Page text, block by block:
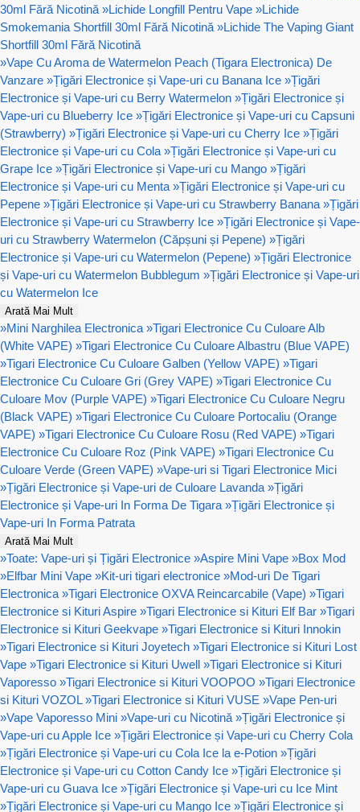
30ml Fără Nicotină »Lichide Longfill Pentru Vape »Lichide
Smokemania Shortfill 30ml Fără Nicotină »Lichide The Vaping Giant
Shortfill 30ml Fără Nicotină
»Vape Cu Aroma de Watermelon Peach (Tigara Electronica) De
Vanzare »Țigări Electronice și Vape-uri cu Banana Ice »Țigări
Electronice și Vape-uri cu Berry Watermelon »Țigări Electronice și
Vape-uri cu Blueberry Ice »Țigări Electronice și Vape-uri cu Capsuni
(Strawberry) »Țigări Electronice și Vape-uri cu Cherry Ice »Țigări
Electronice și Vape-uri cu Cola »Țigări Electronice și Vape-uri cu
Grape Ice »Țigări Electronice și Vape-uri cu Mango »Țigări
Electronice și Vape-uri cu Menta »Țigări Electronice și Vape-uri cu
Pepene »Țigări Electronice și Vape-uri cu Strawberry Banana »Țigări
Electronice și Vape-uri cu Strawberry Ice »Țigări Electronice și Vape-
uri cu Strawberry Watermelon (Căpșuni și Pepene) »Țigări
Electronice și Vape-uri cu Watermelon (Pepene) »Țigări Electronice
și Vape-uri cu Watermelon Bubblegum »Țigări Electronice și Vape-uri
cu Watermelon Ice
Arată Mai Mult
»Mini Narghilea Electronica »Tigari Electronice Cu Culoare Alb
(White VAPE) »Tigari Electronice Cu Culoare Albastru (Blue VAPE)
»Tigari Electronice Cu Culoare Galben (Yellow VAPE) »Tigari
Electronice Cu Culoare Gri (Grey VAPE) »Tigari Electronice Cu
Culoare Mov (Purple VAPE) »Tigari Electronice Cu Culoare Negru
(Black VAPE) »Tigari Electronice Cu Culoare Portocaliu (Orange
VAPE) »Tigari Electronice Cu Culoare Rosu (Red VAPE) »Tigari
Electronice Cu Culoare Roz (Pink VAPE) »Tigari Electronice Cu
Culoare Verde (Green VAPE) »Vape-uri si Tigari Electronice Mici
»Țigări Electronice și Vape-uri de Culoare Lavanda »Țigări
Electronice și Vape-uri In Forma De Tigara »Țigări Electronice și
Vape-uri In Forma Patrata
Arată Mai Mult
»Toate: Vape-uri și Țigări Electronice »Aspire Mini Vape »Box Mod
»Elfbar Mini Vape »Kit-uri tigari electronice »Mod-uri De Tigari
Electronica »Tigari Electronice OXVA Reincarcabile (Vape) »Tigari
Electronice si Kituri Aspire »Tigari Electronice si Kituri Elf Bar »Tigari
Electronice si Kituri Geekvape »Tigari Electronice si Kituri Innokin
»Tigari Electronice si Kituri Joyetech »Tigari Electronice si Kituri Lost
Vape »Tigari Electronice si Kituri Uwell »Tigari Electronice si Kituri
Vaporesso »Tigari Electronice si Kituri VOOPOO »Tigari Electronice
si Kituri VOZOL »Tigari Electronice si Kituri VUSE »Vape Pen-uri
»Vape Vaporesso Mini »Vape-uri cu Nicotină »Țigări Electronice și
Vape-uri cu Apple Ice »Țigări Electronice și Vape-uri cu Cherry Cola
»Țigări Electronice și Vape-uri cu Cola Ice la e-Potion »Țigări
Electronice și Vape-uri cu Cotton Candy Ice »Țigări Electronice și
Vape-uri cu Guava Ice »Țigări Electronice și Vape-uri cu Ice Mint
»Țigări Electronice și Vape-uri cu Mango Ice »Țigări Electronice și